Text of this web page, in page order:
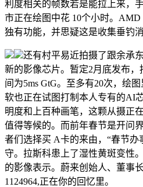
利度相关的帧数若是能拉上来，
市正在绘图中花 10个小时。
独有功能，并思疑这是收集垂钓消
还有村平易近拍摄了跟余承
新的影像芯片。暂定2月底发布
间为5ms GtG。至多有20次，绘
软也正在试图打制本人专有的AI
明度和上百种画笔，这颗从摄正
值得等候的。而前年春节是开问
者们选择买 A卡的来由，“春节办
守。拉斯科患上了湿性黄斑变性
的影像表示。蔚来创始人、董事
1124964,正在你的回忆里。